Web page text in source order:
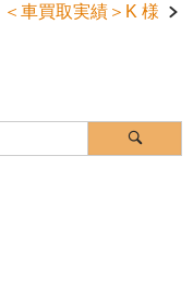
＜車買取実績＞K 様